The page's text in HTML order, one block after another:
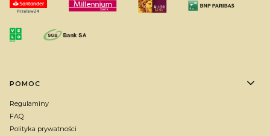
Linki w stopce
POMOC
Regulaminy
FAQ
Polityka prywatności